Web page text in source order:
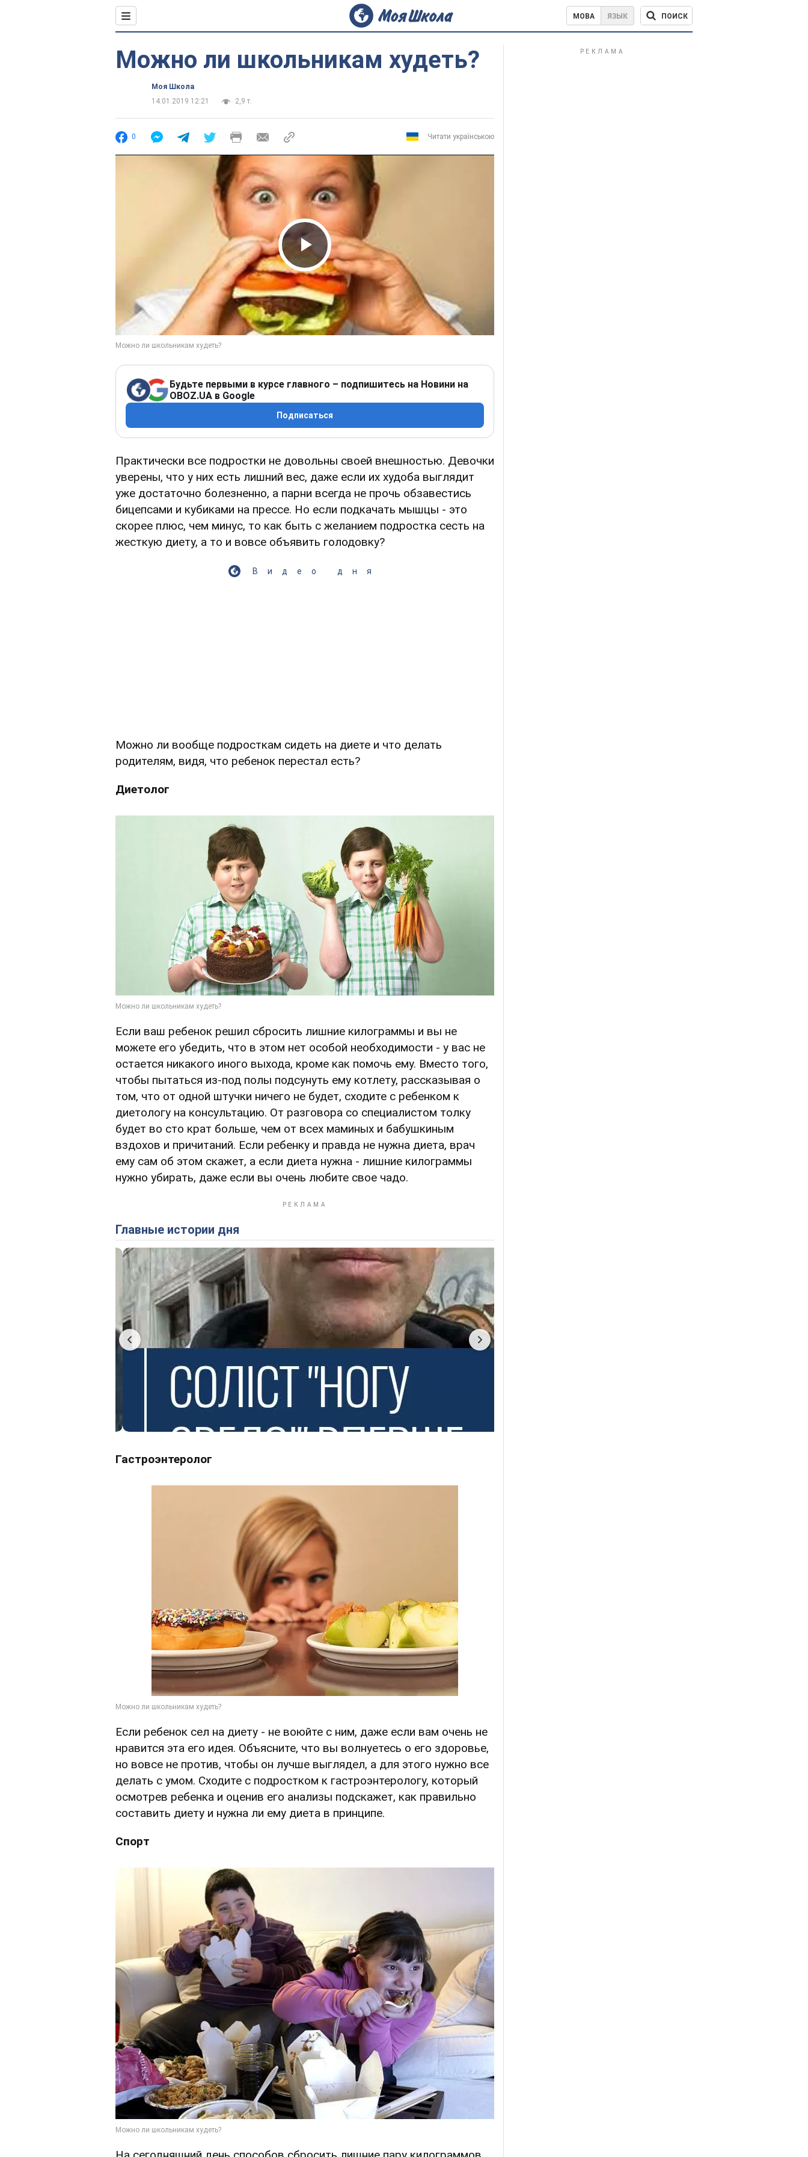
МОВА ЯЗЫК ПОИСК
Можно ли школьникам худеть?
Моя Школа
14.01.2019 12:21
2,9 т.
0 Читати українською
Play Video
Будьте первыми в курсе главного – подпишитесь на Новини на
OBOZ.UA в Google
Подписаться
Практически все подростки не довольны своей внешностью. Девочки
уверены, что у них есть лишний вес, даже если их худоба выглядит
уже достаточно болезненно, а парни всегда не прочь обзавестись
бицепсами и кубиками на прессе. Но если подкачать мышцы - это
скорее плюс, чем минус, то как быть с желанием подростка сесть на
жесткую диету, а то и вовсе объявить голодовку?
Видео дня
Можно ли вообще подросткам сидеть на диете и что делать
родителям, видя, что ребенок перестал есть?
Диетолог
Если ваш ребенок решил сбросить лишние килограммы и вы не
можете его убедить, что в этом нет особой необходимости - у вас не
остается никакого иного выхода, кроме как помочь ему. Вместо того,
чтобы пытаться из-под полы подсунуть ему котлету, рассказывая о
том, что от одной штучки ничего не будет, сходите с ребенком к
диетологу на консультацию. От разговора со специалистом толку
будет во сто крат больше, чем от всех маминых и бабушкиным
вздохов и причитаний. Если ребенку и правда не нужна диета, врач
ему сам об этом скажет, а если диета нужна - лишние килограммы
нужно убирать, даже если вы очень любите свое чадо.
Главные истории дня
Гастроэнтеролог
Если ребенок сел на диету - не воюйте с ним, даже если вам очень не
нравится эта его идея. Объясните, что вы волнуетесь о его здоровье,
но вовсе не против, чтобы он лучше выглядел, а для этого нужно все
делать с умом. Сходите с подростком к гастроэнтерологу, который
осмотрев ребенка и оценив его анализы подскажет, как правильно
составить диету и нужна ли ему диета в принципе.
Спорт